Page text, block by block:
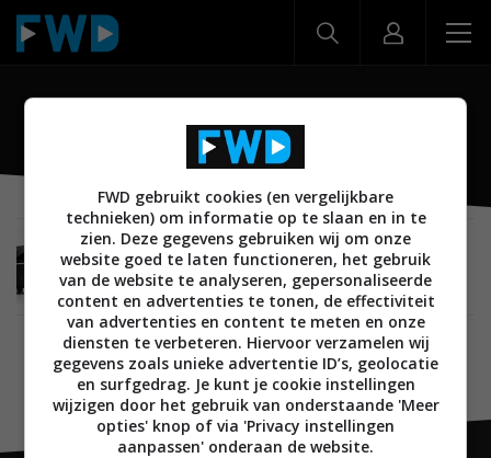
RX-V577
AUDIO 27 MAART 2014
Yamaha onthult 2014 line-up receivers, met de
RX-V677 en RX-V777
FWD gebruikt cookies (en vergelijkbare
technieken) om informatie op te slaan en in te
zien. Deze gegevens gebruiken wij om onze
website goed te laten functioneren, het gebruik
van de website te analyseren, gepersonaliseerde
content en advertenties te tonen, de effectiviteit
van advertenties en content te meten en onze
diensten te verbeteren. Hiervoor verzamelen wij
gegevens zoals unieke advertentie ID’s, geolocatie
en surfgedrag. Je kunt je cookie instellingen
wijzigen door het gebruik van onderstaande 'Meer
opties' knop of via 'Privacy instellingen
aanpassen' onderaan de website.